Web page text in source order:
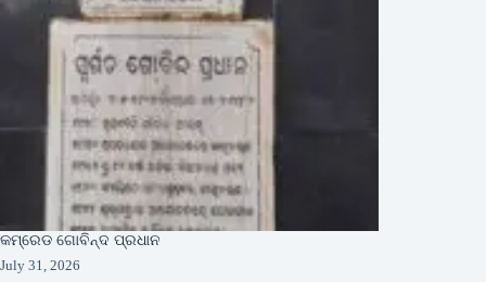
କମ୍ରେଡ ଗୋବିନ୍ଦ ପ୍ରଧାନ
July 31, 2026